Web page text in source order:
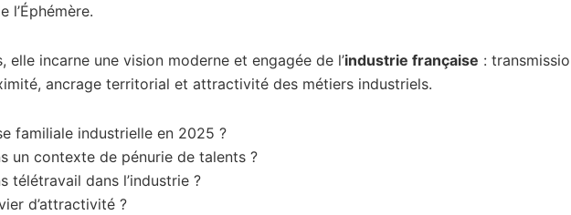
l’Éphémère.
elle incarne une vision moderne et engagée de l’industrie française :
ancrage territorial et attractivité des métiers industriels.
familiale industrielle en 2025 ?
un contexte de pénurie de talents ?
télétravail dans l’industrie ?
d’attractivité ?